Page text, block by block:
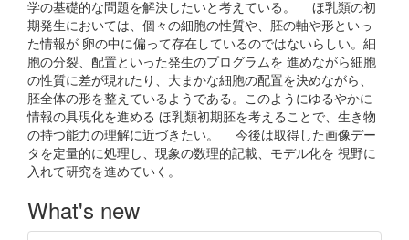
学の基礎的な問題を解決したいと考えている。 ほ乳類の初
期発生においては、個々の細胞の性質や、胚の軸や形といっ
た情報が 卵の中に偏って存在しているのではないらしい。細
胞の分裂、配置といった発生のプログラムを 進めながら細胞
の性質に差が現れたり、大まかな細胞の配置を決めながら、
胚全体の形を整えているようである。このようにゆるやかに
情報の具現化を進める ほ乳類初期胚を考えることで、生き物
の持つ能力の理解に近づきたい。 今後は取得した画像デー
タを定量的に処理し、現象の数理的記載、モデル化を 視野に
入れて研究を進めていく。
What's new